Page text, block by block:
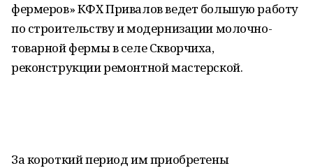
фермеров» КФХ Привалов ведет большую работу
по строительству и модернизации молочно-
товарной фермы в селе Скворчиха,
реконструкции ремонтной мастерской.
За короткий период им приобретены